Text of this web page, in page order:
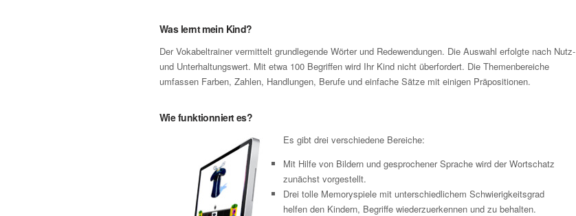
Was lernt mein Kind?
Der Vokabeltrainer vermittelt grundlegende Wörter und Redewendungen. Die Auswahl erfolgte nach Nutz-
und Unterhaltungswert. Mit etwa 100 Begriffen wird Ihr Kind nicht überfordert. Die Themenbereiche
umfassen Farben, Zahlen, Handlungen, Berufe und einfache Sätze mit einigen Präpositionen.
Wie funktionniert es?
Es gibt drei verschiedene Bereiche:
Mit Hilfe von Bildern und gesprochener Sprache wird der Wortschatz
zunächst vorgestellt.
Drei tolle Memoryspiele mit unterschiedlichem Schwierigkeitsgrad
helfen den Kindern, Begriffe wiederzuerkennen und zu behalten.